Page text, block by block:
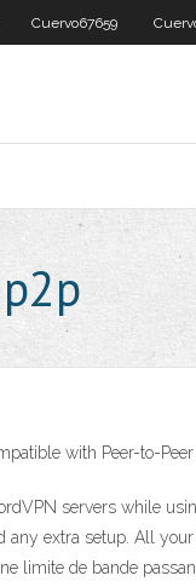
Cuervo67659
with Peer-to-
servers while
any extra setup. All
limite de bande